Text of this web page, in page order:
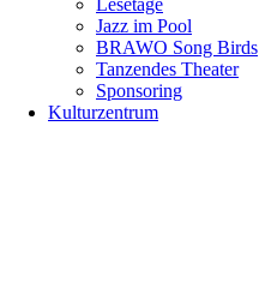
Jazz im Pool
BRAWO Song Birds
Tanzendes Theater
Sponsoring
Kulturzentrum